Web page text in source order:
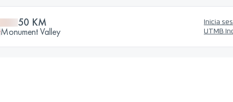
50 KM
Monument Valley
Inicia
UTMB